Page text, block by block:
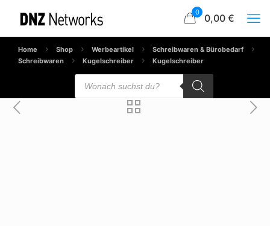
0 0,00 €
Home Shop Werbeartikel
Schreibwaren & Bürobedarf
Schreibwaren
Kugelschreiber Kugelschreiber
Products
search